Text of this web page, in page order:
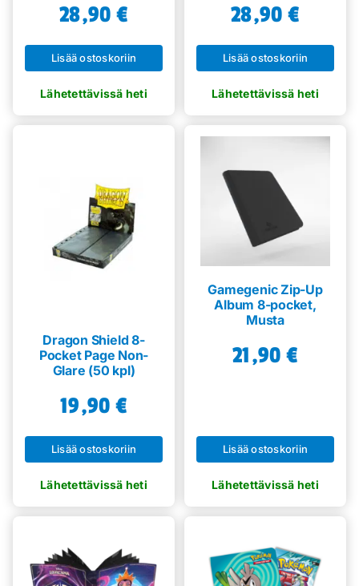
28,90 €
Lisää ostoskoriin
28,90 €
Lisää ostoskoriin
Dragon Shield 8-
Pocket Page Non-
Glare (50 kpl)
19,90 €
Lisää ostoskoriin
Gamegenic Zip-Up
Album 8-pocket,
Musta
21,90 €
Lisää ostoskoriin